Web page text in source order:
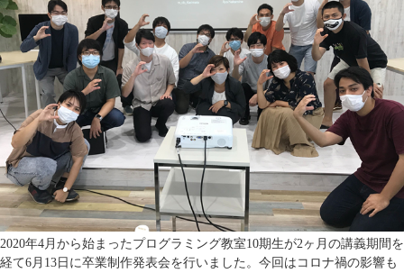
2020年4月から始まったプログラミング教室10期生が2ヶ月の講義期間を
経て6月13日に卒業制作発表会を行いました。今回はコロナ禍の影響も